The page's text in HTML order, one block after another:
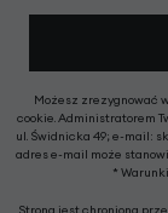
Możesz zrezygnować
cookie. Administratorem
ul. Świdnicka 49; e-mail:
adres e-mail może
*